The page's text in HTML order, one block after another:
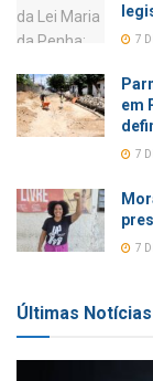
7
em
7
7
Últimas Notícias